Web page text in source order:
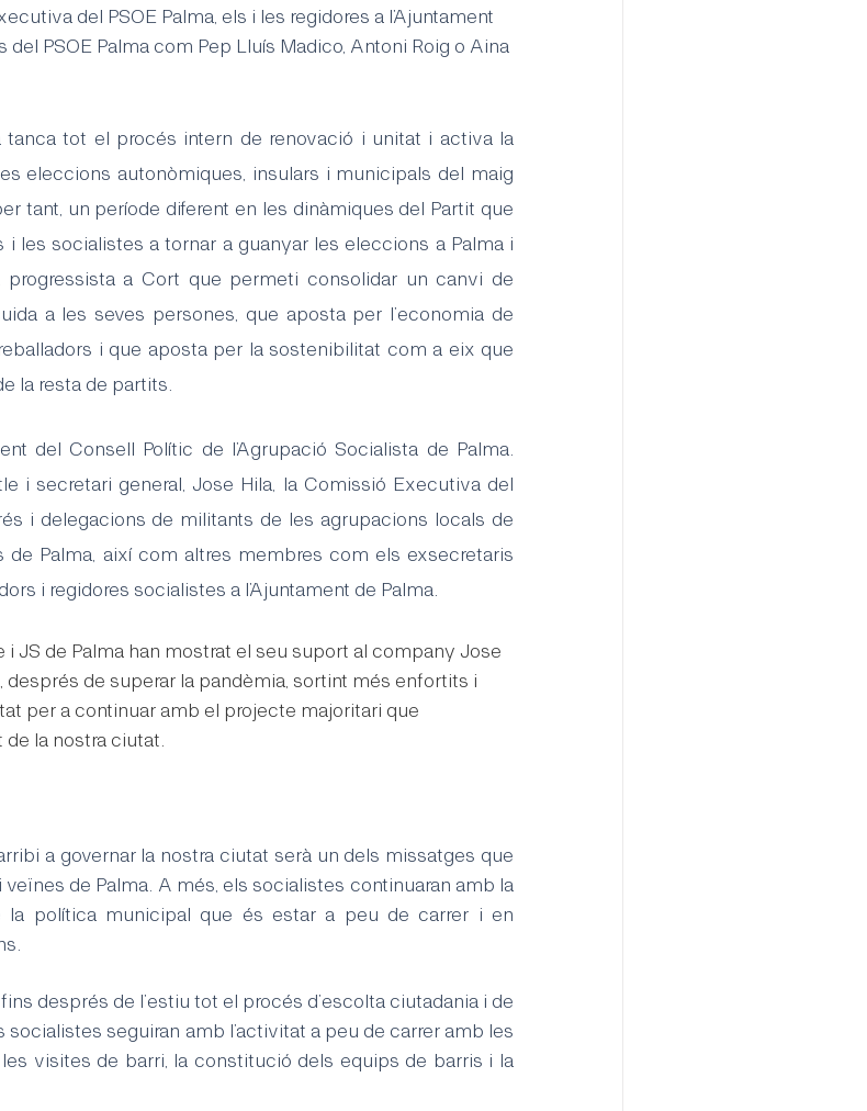
del PSOE Palma, els i les regidores a l’Ajuntament
PSOE Palma com Pep Lluís Madico, Antoni Roig o Aina
tanca tot el procés intern de renovació i unitat i activa la
eleccions autonòmiques, insulars i municipals del maig
tant, un període diferent en les dinàmiques del Partit que
i les socialistes a tornar a guanyar les eleccions a Palma i
progressista a Cort que permeti consolidar un canvi de
a les seves persones, que aposta per l’economia de
i que aposta per la sostenibilitat com a eix que
la resta de partits.
del Consell Polític de l’Agrupació Socialista de Palma.
i secretari general, Jose Hila, la Comissió Executiva del
i delegacions de militants de les agrupacions locals de
Palma, així com altres membres com els exsecretaris
i regidores socialistes a l’Ajuntament de Palma.
JS de Palma han mostrat el seu suport al company Jose
després de superar la pandèmia, sortint més enfortits i
per a continuar amb el projecte majoritari que
la nostra ciutat.
a governar la nostra ciutat serà un dels missatges que
de Palma. A més, els socialistes continuaran amb la
la política municipal que és estar a peu de carrer i en
després de l’estiu tot el procés d’escolta ciutadania i de
socialistes seguiran amb l’activitat a peu de carrer amb les
les visites de barri, la constitució dels equips de barris i la